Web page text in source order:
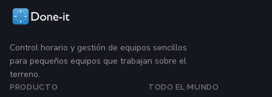
Control horario y gestión de equipos sencillos
para pequeños equipos que trabajan sobre el
terreno.
PRODUCTO TODO EL MUNDO